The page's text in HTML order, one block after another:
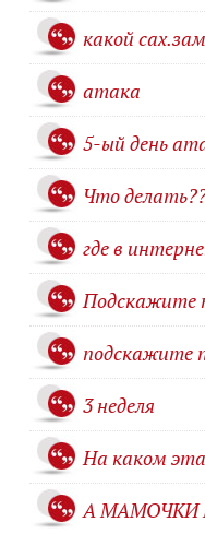
какой
атака
5-ый день
Что
где в
Подскажите
подскажите
3 неделя
На каком
А МАМОЧКИ